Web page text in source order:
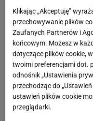
Zakończyłeś już
- Myślę, że to był
Trochę szkoda, że
patrzę przez pryzmat
doświadczenie,
Zadomowiłem się na
dzięki temu
Klikając „Akceptuję”
przechowywanie plików
Zaufanych Partnerów i
końcowym. Możesz w
dotyczące plików cookie,
twoimi preferencjami dot.
odnośnik „Ustawienia
przechodząc do
ustawień plików cookie
przeglądarki.